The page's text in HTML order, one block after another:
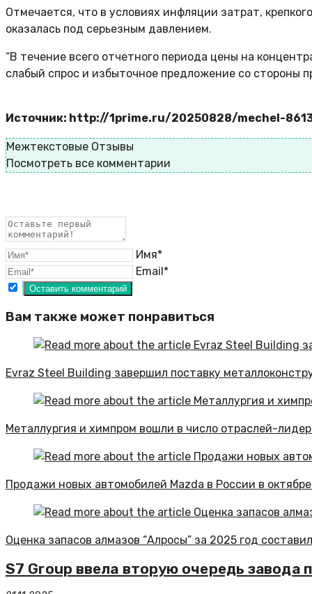
Отмечается, что в условиях инфляции затрат,
оказалась под серьезным давлением.
“В течение всего отчетного периода цены на
слабый спрос и избыточное предложение со стороны
Источник: http://1prime.ru/20250828/mechel-
Межтекстовые Отзывы
Посмотреть все комментарии
Имя*
Email*
Вам также может понравиться
Evraz Steel Building завершил поставку
Металлургия и химпром вошли в число отраслей-
Продажи новых автомобилей Mazda в России в
Оценка запасов алмазов “Алросы” за 2025 год
S7 Group ввела вторую очередь завода